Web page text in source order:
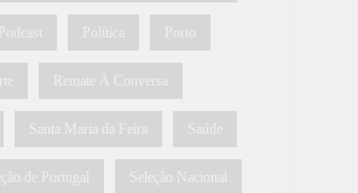
Podcast Política Porto
Remate À Conversa
Santa Maria da Feira Saúde
de Portugal Seleção Nacional